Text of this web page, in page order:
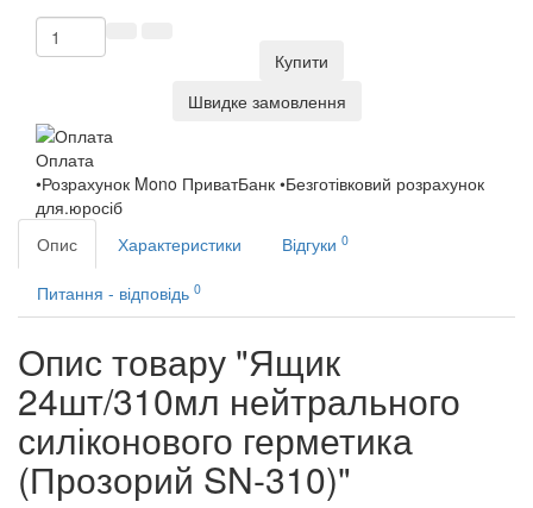
Купити
Швидке замовлення
Оплата
•Розрахунок Mono ПриватБанк •Безготівковий розрахунок
для.юросіб
Опис
Характеристики Відгуки 0
Питання - відповідь 0
Опис товару "Ящик
24шт/310мл нейтрального
силіконового герметика
(Прозорий SN-310)"